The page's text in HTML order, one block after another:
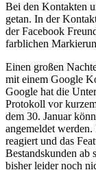
Bei den Kontakten
getan. In der
der Facebook
farblichen
Einen großen
mit einem Google
Google hat die
Protokoll vor
dem 30. Januar
angemeldet
reagiert und das
Bestandskunden ab
bisher leider noch